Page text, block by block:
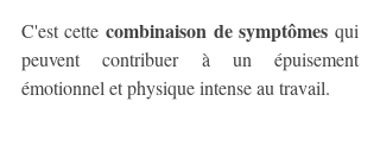
C'est cette combinaison de symptômes qui
peuvent contribuer à un épuisement
émotionnel et physique intense au travail.